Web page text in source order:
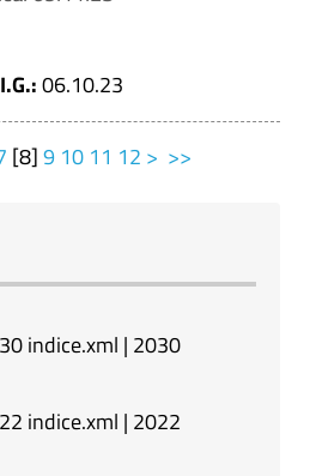
06.10.23
[8]9 10 11 12 > >>
indice.xml | 2030
indice.xml | 2022